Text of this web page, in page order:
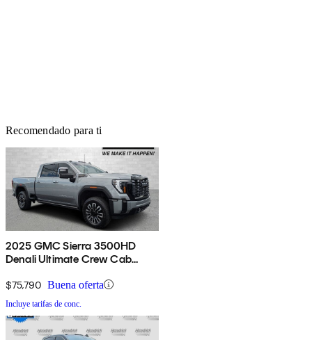
Recomendado para ti
2025 GMC Sierra 3500HD
Denali Ultimate Crew Cab
$75,790 Buena oferta
Incluye tarifas de conc.